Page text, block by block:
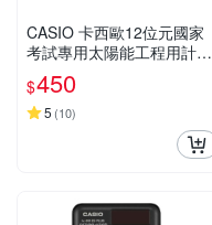
CASIO 卡西歐12位元國家
考試專用太陽能工程用計算
機(FX-82SOLARII)
$450
5 (10)